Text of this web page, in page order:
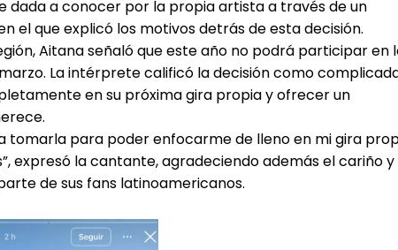
dada a conocer por la propia artista a través de un
el que explicó los motivos detrás de esta decisión.
Aitana señaló que este año no podrá participar en
La intérprete calificó la decisión como
en su próxima gira propia y ofrecer un
tomarla para poder enfocarme de lleno en mi gira
expresó la cantante, agradeciendo además el cariño y
de sus fans latinoamericanos.